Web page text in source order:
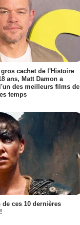
cachet de l'Histoire
ans, Matt Damon a
des meilleurs films de
temps
ces 10 dernières